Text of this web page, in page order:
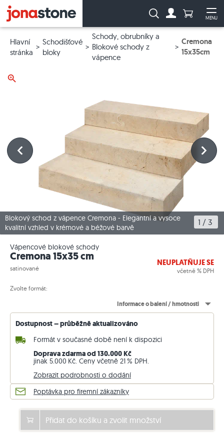
MENU
Vyhledávání:Počet
Hlavní
stránka
Schodišťové
bloky
Schody, obrubníky a
Blokové schody z
vápence
Cremona
15x35cm
Blokový schod z vápence Cremona - Elegantní a vysoce
kvalitní vzhled v krémové a béžové barvě
1 / 3
Vápencové blokové schody
Cremona 15x35 cm
satinované
NEUPLATŇUJE SE
včetně % DPH
Zvolte formát:
Informace o balení / hmotnosti
Dostupnost – průběžně aktualizováno
Formát v současné době není k dispozici
Doprava zdarma od 130.000 Kč
jinak 5.000 Kč. Ceny včetně 21 % DPH.
Zobrazit podrobnosti o dodání
Poptávka pro firemní zákazníky
Přidat do košíku a zvolit množství